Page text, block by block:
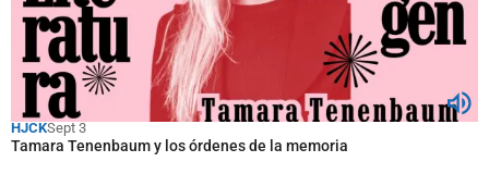
HJCKSept 3
Tamara Tenenbaum y los órdenes de la memoria